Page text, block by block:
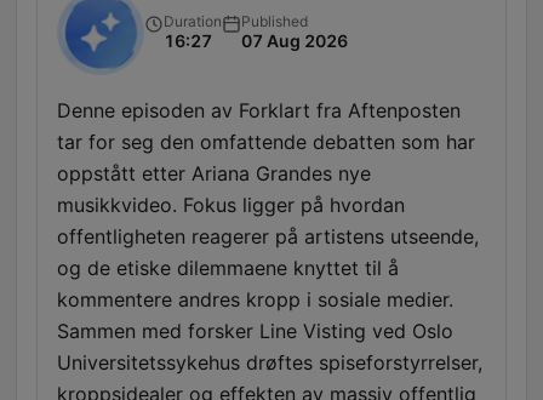
Duration
16:27
Published
07 Aug 2026
Denne episoden av Forklart fra Aftenposten
tar for seg den omfattende debatten som har
oppstått etter Ariana Grandes nye
musikkvideo. Fokus ligger på hvordan
offentligheten reagerer på artistens utseende,
og de etiske dilemmaene knyttet til å
kommentere andres kropp i sosiale medier.
Sammen med forsker Line Visting ved Oslo
Universitetssykehus drøftes spiseforstyrrelser,
kroppsidealer og effekten av massiv offentlig